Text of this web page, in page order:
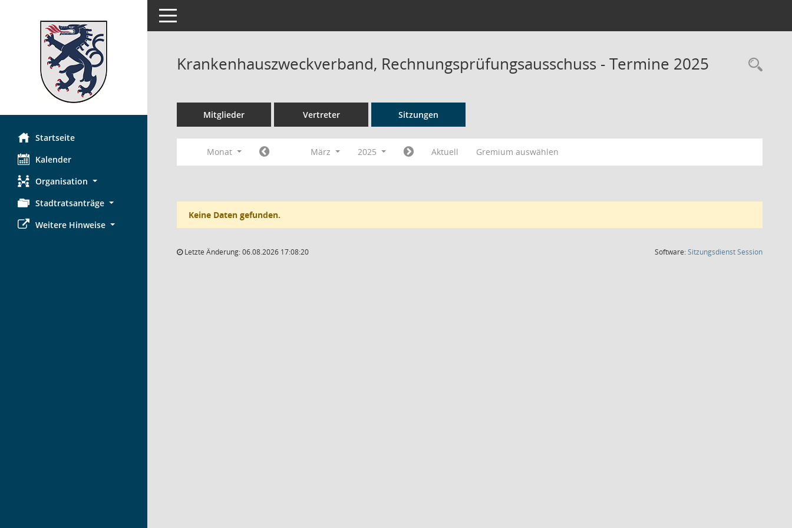
Startseite
Kalender
Organisation
Stadtratsanträge
Weitere Hinweise
Toggle navigation
Krankenhauszweckverband, Rechnungsprüfungsausschuss - Termine 2025
Mitglieder Vertreter Sitzungen
Monat März 2025 Aktuell Gremium auswählen
Keine Daten gefunden.
Letzte Änderung: 06.08.2026 17:08:20 Software:SitzungsdienstSession(Wird in